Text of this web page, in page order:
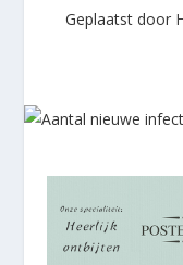
Geplaatst door